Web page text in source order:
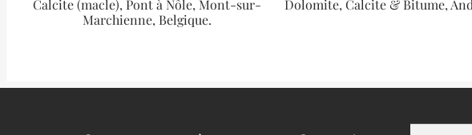
Calcite (macle), Pont à Nôle, Mont-sur-
Marchienne, Belgique.
Dolomite, Calcite & Bitume,